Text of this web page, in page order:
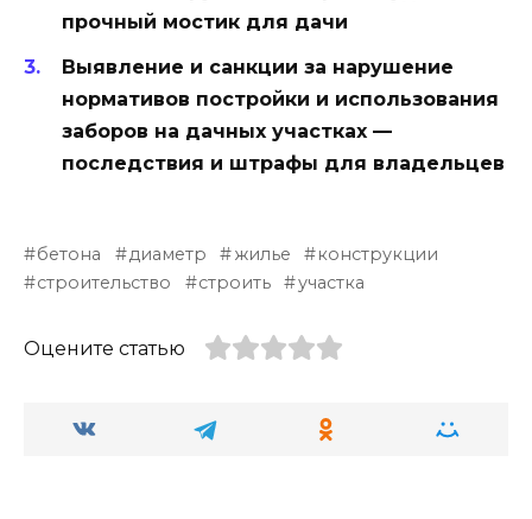
прочный мостик для дачи
Выявление и санкции за нарушение
нормативов постройки и использования
заборов на дачных участках —
последствия и штрафы для владельцев
бетона диаметр жилье
конструкции
строительство
строить участка
Оцените статью